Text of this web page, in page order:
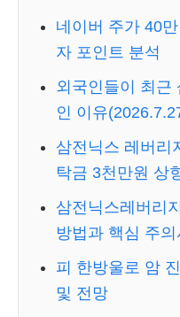
네이버 주가 40
자 포인트 분석
외국인들이 최근
인 이유
삼전닉스 레버리
탁금 3천만원 상
삼전닉스레버리
방법과 핵심 주
피 한방울로 암
및 전망